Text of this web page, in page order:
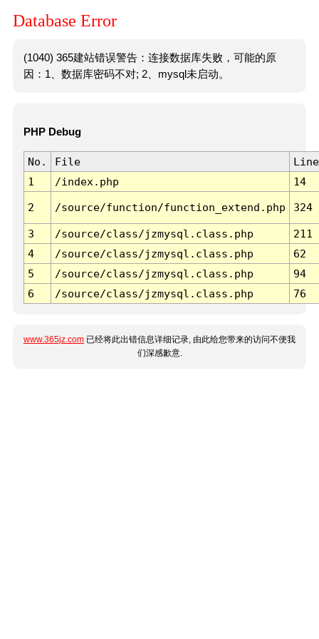
Database Error
(1040) 365建站错误警告：连接数据库失败，可能的原
因：1、数据库密码不对; 2、mysql未启动。
PHP Debug
No. File
Line
1
/index.php 14
2 /source/function/function_extend.php 324
3 /source/class/jzmysql.class.php
211
4
/source/class/jzmysql.class.php
62
5
/source/class/jzmysql.class.php
94
6
/source/class/jzmysql.class.php 76
www.365jz.com 已经将此出错信息详细记录, 由此给您带来的访问不便我
们深感歉意.